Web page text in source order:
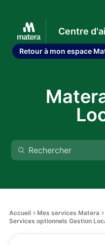
Centre
Retour à mon espace
Accueil
Mes services Matera
Services optionnels Gestion